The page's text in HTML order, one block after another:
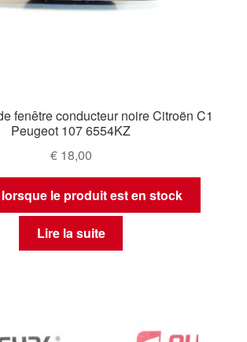
fenêtre conducteur noire Citroën C1
Peugeot 107 6554KZ
€18,00
le produit est en stock
Lire la suite